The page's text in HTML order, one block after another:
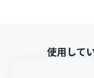
使用して